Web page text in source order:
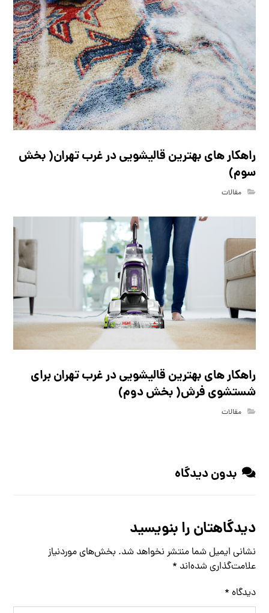
راهکار های بهترین قالیشویی در غرب تهران( بخش
سوم)
مقالات
راهکار های بهترین قالیشویی در غرب تهران برای
شستشوی فرش( بخش دوم)
مقالات
بدون دیدگاه
دیدگاهتان را بنویسید
نشانی ایمیل شما منتشر نخواهد شد. بخش‌های موردنیاز
علامت‌گذاری شده‌اند *
دیدگاه *